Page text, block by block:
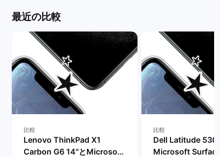
最近の比較
比較
Lenovo ThinkPad X1
Carbon G6 14"とMicrosoft
比較
Dell Latitude
Microsoft